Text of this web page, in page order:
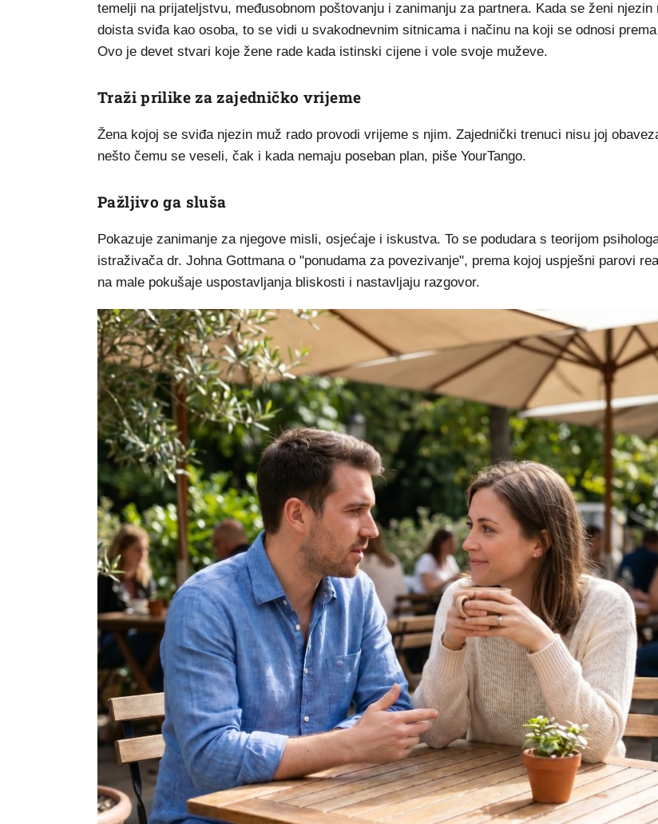
temelji na prijateljstvu, međusobnom poštovanju i zanimanju za partnera. Kada se ženi njezin
doista sviđa kao osoba, to se vidi u svakodnevnim sitnicama i načinu na koji se odnosi
Ovo je devet stvari koje žene rade kada istinski cijene i vole svoje muževe.
Traži prilike za zajedničko vrijeme
Žena kojoj se sviđa njezin muž rado provodi vrijeme s njim. Zajednički trenuci nisu joj
nešto čemu se veseli, čak i kada nemaju poseban plan, piše YourTango.
Pažljivo ga sluša
Pokazuje zanimanje za njegove misli, osjećaje i iskustva. To se podudara s teorijom
istraživača dr. Johna Gottmana o "ponudama za povezivanje", prema kojoj uspješni parovi
na male pokušaje uspostavljanja bliskosti i nastavljaju razgovor.